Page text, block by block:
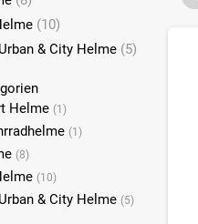
(10)
& City Helme (5)
Helme (1)
(1)
(8)
(10)
& City Helme (5)